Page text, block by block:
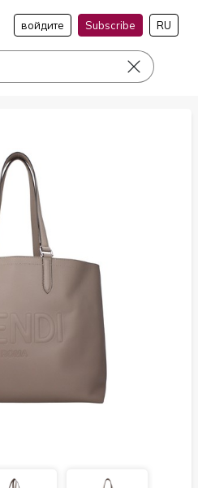
войдите Subscribe RU